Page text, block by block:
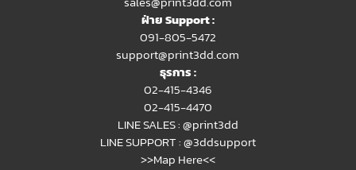
ฝ่าย Support :
091-805-5472
support@print3dd.com
ธุรการ :
02-415-4346
02-415-4470
LINE SALES :@print3dd
LINE SUPPORT :@3ddsupport
>>Map Here<<